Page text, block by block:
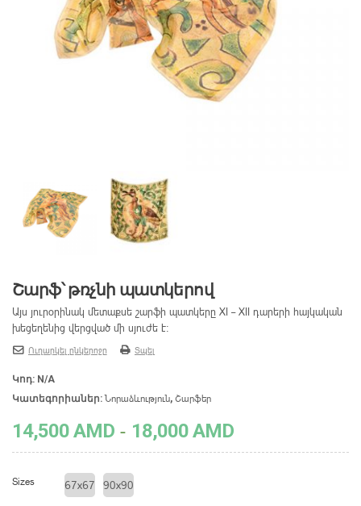
Շարֆ՝ թռչնի պատկերով
Այս յուրօրինակ մետաքսե շարֆի պատկերը XI – XII դարերի հայկական
խեցեղենից վերցված մի սյուժե է:
Ուղարկել ընկերոջը Տպել
Կոդ: N/A
Կատեգորիաներ:Նորաձևություն, Շարֆեր
14,500AMD - 18,000AMD
Sizes 67x67 90x90